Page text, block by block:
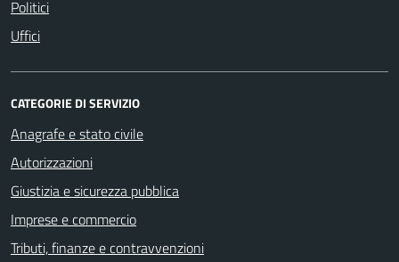
Politici
Uffici
CATEGORIE DI SERVIZIO
Anagrafe e stato civile
Autorizzazioni
Giustizia e sicurezza pubblica
Imprese e commercio
Tributi, finanze e contravvenzioni